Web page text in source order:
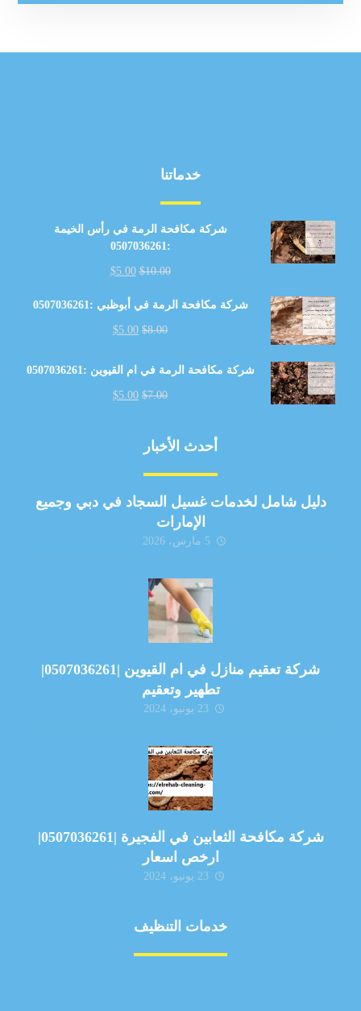
خدماتنا
شركة مكافحة الرمة في رأس الخيمة
:0507036261
$10.00
$5.00
شركة مكافحة الرمة في أبوظبي :0507036261
$8.00
$5.00
شركة مكافحة الرمة في ام القيوين :0507036261
$7.00
$5.00
أحدث الأخبار
دليل شامل لخدمات غسيل السجاد في دبي وجميع
الإمارات
5 مارس، 2026
شركة تعقيم منازل في ام القيوين |0507036261|
تطهير وتعقيم
23 يونيو، 2024
شركة مكافحة الثعابين في الفجيرة |0507036261|
ارخص اسعار
23 يونيو، 2024
خدمات التنظيف